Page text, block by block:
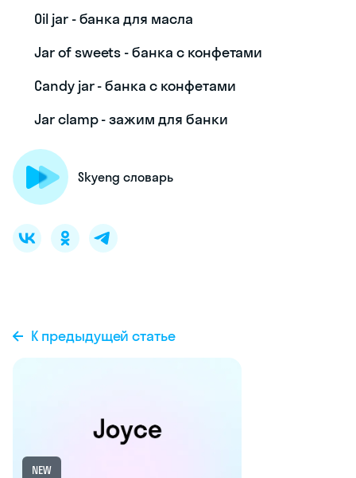
Oil jar - банка для масла
Jar of sweets - банка с конфетами
Candy jar - банка с конфетами
Jar clamp - зажим для банки
Skyeng словарь
К предыдущей статье
NEW